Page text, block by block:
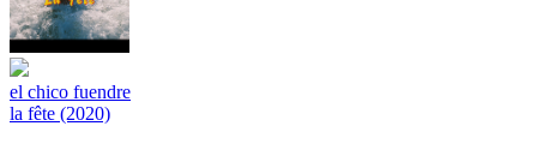
el chico fuendre
la fête (2020)